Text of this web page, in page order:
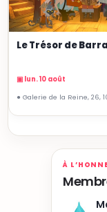
Le Trésor de
▣ lun. 10 août
À